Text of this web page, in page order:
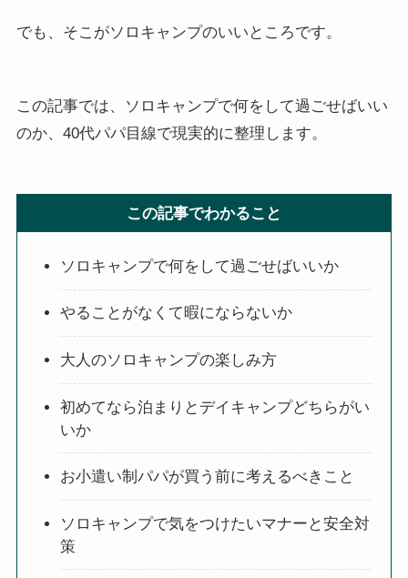
でも、そこがソロキャンプのいいところです。
この記事では、ソロキャンプで何をして過ごせばいい
のか、40代パパ目線で現実的に整理します。
この記事でわかること
ソロキャンプで何をして過ごせばいいか
やることがなくて暇にならないか
大人のソロキャンプの楽しみ方
初めてなら泊まりとデイキャンプどちらがい
いか
お小遣い制パパが買う前に考えるべきこと
ソロキャンプで気をつけたいマナーと安全対
策